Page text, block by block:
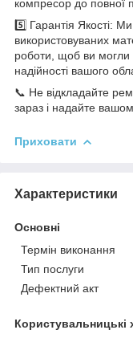
компресор до повної
5️⃣ Гарантія Якості:
використовуваних
роботи, щоб ви могли
надійності вашого
📞 Не відкладайте
зараз і надайте
Приховати
Характеристики
Основні
Термін виконання
Тип послуги
Дефектний акт
Користувальницькі